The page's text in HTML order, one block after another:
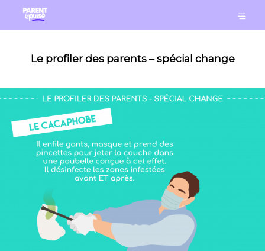
Le profiler des parents – spécial change